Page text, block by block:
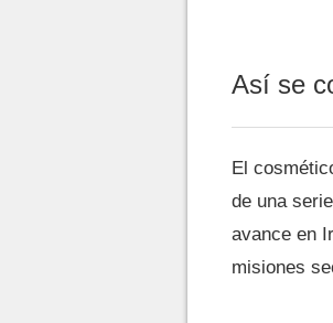
Así se
El
de una
avance en
misiones